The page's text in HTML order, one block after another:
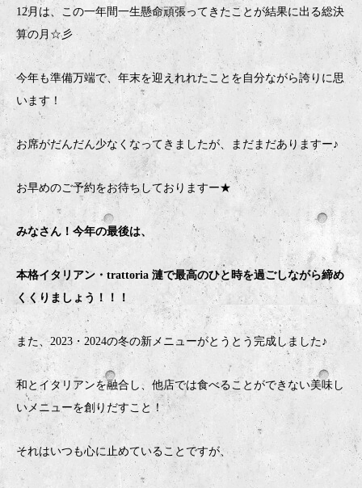
12月は、この一年間一生懸命頑張ってきたことが結果に出る総決
算の月☆彡
今年も準備万端で、年末を迎えれれたことを自分ながら誇りに思
います！
お席がだんだん少なくなってきましたが、まだまだありますー♪
お早めのご予約をお待ちしておりますー★
みなさん！今年の最後は、
本格イタリアン・trattoria 漣で最高のひと時を過ごしながら締め
くくりましょう！！！
また、2023・2024の冬の新メニューがとうとう完成しました♪
和とイタリアンを融合し、他店では食べることができない美味し
いメニューを創りだすこと！
それはいつも心に止めていることですが、